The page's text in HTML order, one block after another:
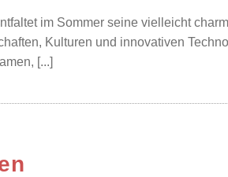
im Sommer seine vielleicht
Kulturen und innovativen
[...]